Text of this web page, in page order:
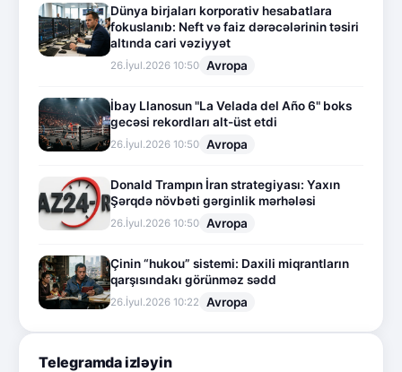
Dünya birjaları korporativ hesabatlara
fokuslanıb: Neft və faiz dərəcələrinin təsiri
altında cari vəziyyət
26.İyul.2026 10:50 Avropa
İbay Llanosun "La Velada del Año 6" boks
gecəsi rekordları alt-üst etdi
26.İyul.2026 10:50 Avropa
Donald Trampın İran strategiyası: Yaxın
Şərqdə növbəti gərginlik mərhələsi
26.İyul.2026 10:50 Avropa
Çinin “hukou” sistemi: Daxili miqrantların
qarşısındakı görünməz sədd
26.İyul.2026 10:22 Avropa
Telegramda izləyin